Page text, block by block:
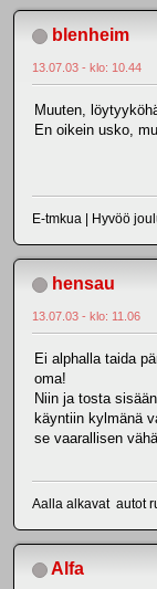
blenheim
13.07.03 - klo: 10.44
Muuten,
En oikein usko,
E-tmkua | Hyvöö
hensau
13.07.03 - klo: 11.06
Ei alphalla taida
oma!
Niin ja tosta
käyntiin kylmänä
se vaarallisen
Aalla alkavat autot
Alfa